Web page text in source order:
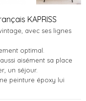
KAPRISS
avec ses lignes
optimal.
aisément sa place
un séjour.
peinture époxy lui